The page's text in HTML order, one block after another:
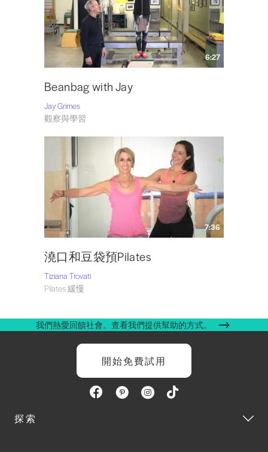
6:27
Beanbag with Jay
Jay Grimes
觀察與學習
7:36
澆口和豆袋預Pilates
Tiziana Trovati
Pilates 緩慢
我們熱愛回饋社會。查看我們提供幫助的方式。
開始免費試用
探索